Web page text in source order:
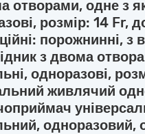
отворами, одне з
розмір: 14 Fr,
порожнинні,
з двома
одноразові,
живлячий
одноразовий,